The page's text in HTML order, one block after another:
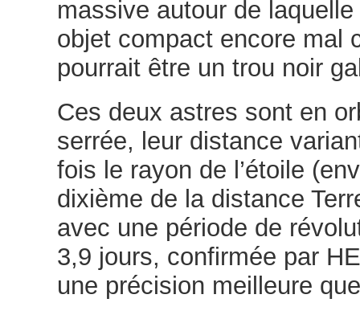
massive autour de
objet compact encore mal
pourrait être un trou noir
Ces deux astres sont en
serrée, leur distance
fois le rayon de l’étoile
dixième de la distance
avec une période de
3,9 jours, confirmée par
une précision meilleure